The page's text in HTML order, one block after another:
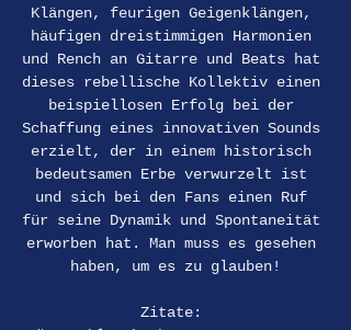
Klängen, feurigen Geigenklängen,
häufigen dreistimmigen Harmonien
und Rench an Gitarre und Beats hat
dieses rebellische Kollektiv einen
beispiellosen Erfolg bei der
Schaffung eines innovativen Sounds
erzielt, der in einem historisch
bedeutsamen Erbe verwurzelt ist
und sich bei den Fans einen Ruf
für seine Dynamik und Spontaneität
erworben hat. Man muss es gesehen
haben, um es zu glauben!
Zitate: